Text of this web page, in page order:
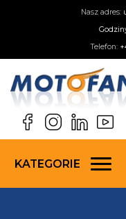
Nasz adres:
Telefon:
KATEGORIE